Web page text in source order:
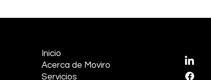
Inicio
Acerca de Moviro
Servicios